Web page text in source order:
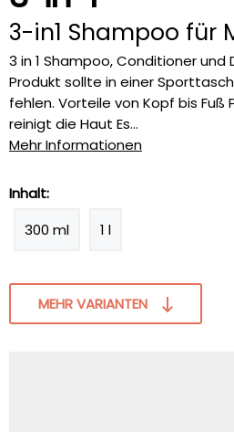
3-in1 Shampoo für
3 in 1 Shampoo, Conditioner und
Produkt sollte in einer
fehlen. Vorteile von Kopf bis Fuß
reinigt die Haut Es...
Mehr Informationen
Inhalt:
300 ml
1 l
MEHR VARIANTEN